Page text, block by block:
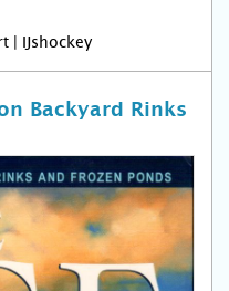
| IJshockey
Backyard Rinks